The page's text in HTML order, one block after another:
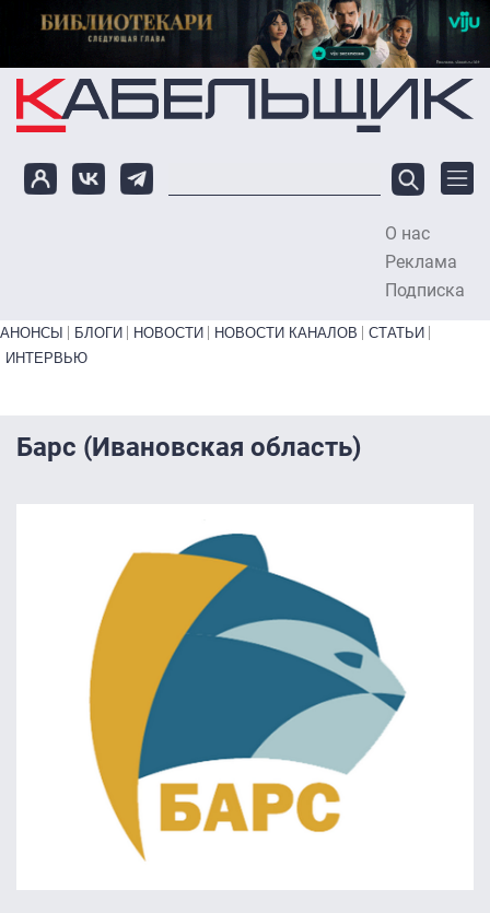
Перейти к основному содержанию
О нас
Реклама
Подписка
Primary links bottom
АНОНСЫ БЛОГИ НОВОСТИ НОВОСТИ КАНАЛОВ
СТАТЬИ
ИНТЕРВЬЮ
Барс (Ивановская область)